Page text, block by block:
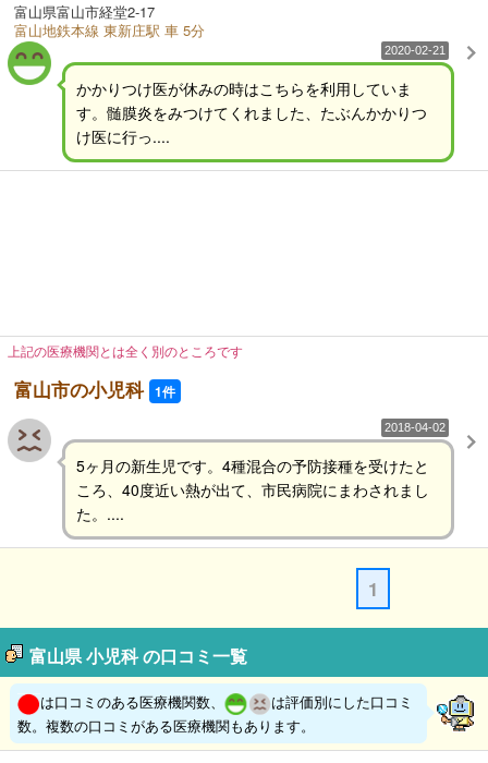
富山県富山市経堂2-17
富山地鉄本線 東新庄駅 車 5分
2020-02-21
かかりつけ医が休みの時はこちらを利用していま
す。髄膜炎をみつけてくれました、たぶんかかりつ
け医に行っ....
上記の医療機関とは全く別のところです
富山市の小児科 1件
2018-04-02
5ヶ月の新生児です。4種混合の予防接種を受けたと
ころ、40度近い熱が出て、市民病院にまわされまし
た。....
1
富山県 小児科 の口コミ一覧
は口コミのある医療機関数、
は評価別にした口コミ
数。複数の口コミがある医療機関もあります。